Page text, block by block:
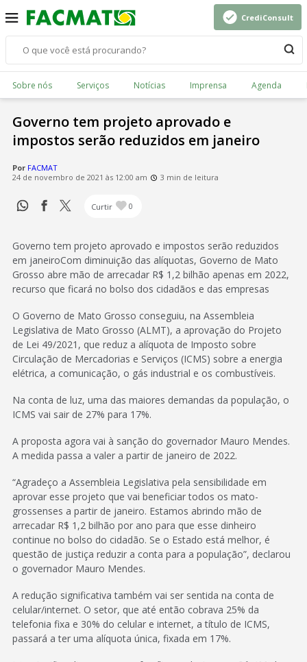
CrediConsult
Sobre nós Serviços Notícias Imprensa Agenda
Governo tem projeto aprovado e
impostos serão reduzidos em janeiro
Por FACMAT
24 de novembro de 2021 às 12:00 am
3 min de leitura
Curtir 0
Governo tem projeto aprovado e impostos serão reduzidos
em janeiroCom diminuição das alíquotas, Governo de Mato
Grosso abre mão de arrecadar R$ 1,2 bilhão apenas em 2022,
recurso que ficará no bolso dos cidadãos e das empresas
O Governo de Mato Grosso conseguiu, na Assembleia
Legislativa de Mato Grosso (ALMT), a aprovação do Projeto
de Lei 49/2021, que reduz a alíquota de Imposto sobre
Circulação de Mercadorias e Serviços (ICMS) sobre a energia
elétrica, a comunicação, o gás industrial e os combustíveis.
Na conta de luz, uma das maiores demandas da população, o
ICMS vai sair de 27% para 17%.
A proposta agora vai à sanção do governador Mauro Mendes.
A medida passa a valer a partir de janeiro de 2022.
“Agradeço a Assembleia Legislativa pela sensibilidade em
aprovar esse projeto que vai beneficiar todos os mato-
grossenses a partir de janeiro. Estamos abrindo mão de
arrecadar R$ 1,2 bilhão por ano para que esse dinheiro
continue no bolso do cidadão. Se o Estado está melhor, é
questão de justiça reduzir a conta para a população”, declarou
o governador Mauro Mendes.
A redução significativa também vai ser sentida na conta de
celular/internet. O setor, que até então cobrava 25% da
telefonia fixa e 30% do celular e internet, a título de ICMS,
passará a ter uma alíquota única, fixada em 17%.